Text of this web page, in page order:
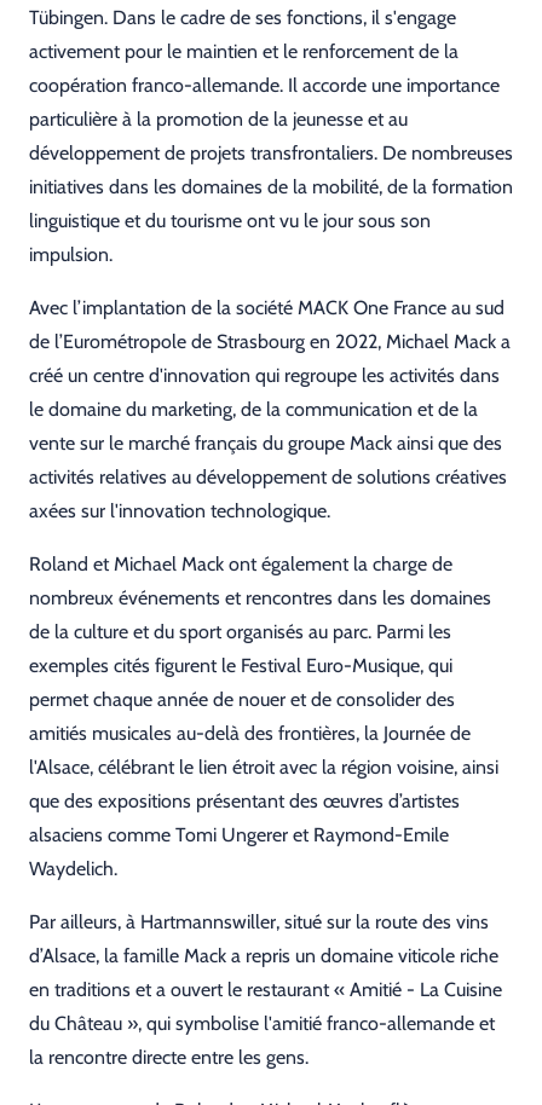
Tübingen. Dans le cadre de ses fonctions, il s'engage
activement pour le maintien et le renforcement de la
coopération franco-allemande. Il accorde une importance
particulière à la promotion de la jeunesse et au
développement de projets transfrontaliers. De nombreuses
initiatives dans les domaines de la mobilité, de la formation
linguistique et du tourisme ont vu le jour sous son
impulsion.
Avec l’implantation de la société MACK One France au sud
de l’Eurométropole de Strasbourg en 2022, Michael Mack a
créé un centre d'innovation qui regroupe les activités dans
le domaine du marketing, de la communication et de la
vente sur le marché français du groupe Mack ainsi que des
activités relatives au développement de solutions créatives
axées sur l'innovation technologique.
Roland et Michael Mack ont également la charge de
nombreux événements et rencontres dans les domaines
de la culture et du sport organisés au parc. Parmi les
exemples cités figurent le Festival Euro-Musique, qui
permet chaque année de nouer et de consolider des
amitiés musicales au-delà des frontières, la Journée de
l'Alsace, célébrant le lien étroit avec la région voisine, ainsi
que des expositions présentant des œuvres d’artistes
alsaciens comme Tomi Ungerer et Raymond-Emile
Waydelich.
Par ailleurs, à Hartmannswiller, situé sur la route des vins
d’Alsace, la famille Mack a repris un domaine viticole riche
en traditions et a ouvert le restaurant « Amitié - La Cuisine
du Château », qui symbolise l'amitié franco-allemande et
la rencontre directe entre les gens.